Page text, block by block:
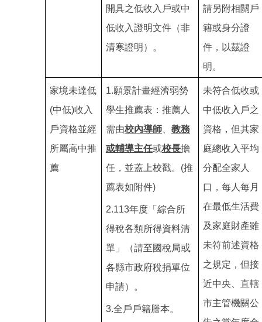
開具之低收入戶或中
低收入證明文件（非
清寒證明）。
請另附相關戶
籍或身分證
件，以茲證
明。
家境未達低
(中低)收入
戶資格並經
所屬高中推
薦
1.願景計畫經濟弱勢
學生推薦表：推薦人
需由校內導師
教務
或輔導主任或校長擔
任，並蓋上校戳。(推
薦表如附件)
2.113年度「綜合所
得稅各類所得資料清
單」（請至國稅局或
各縣市政府稅捐單位
申請）。
3.全戶戶籍謄本。
未符合低收或
中低收入戶之
資格，但其家
庭總收入平均
分配全家人
口，每人每月
在最低生活費
及家庭財產雖
未符前述資格
之規定，但接
近中央、直轄
市主管機關公